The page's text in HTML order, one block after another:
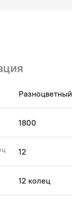
Разноцветный
1800
12
12 колец